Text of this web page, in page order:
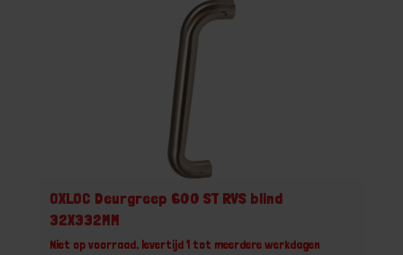
OXLOC Deurgreep 600 ST RVS blind
32X332MM
Niet op voorraad, levertijd 1 tot meerdere werkdagen